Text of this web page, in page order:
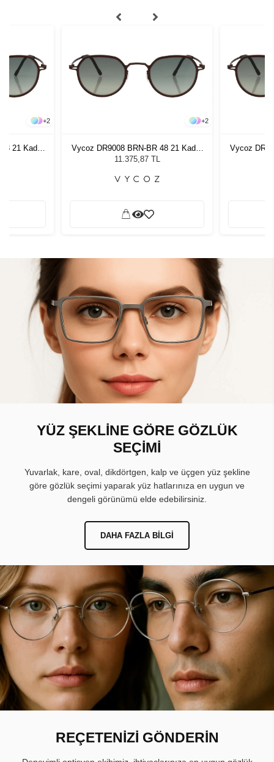
+2
21 Kadın
+2
Vycoz DR9008 BRN-BR 48 21 Kadın
Güneş Gözlüğü
11.375,87 TL
Vycoz
YÜZ ŞEKLİNE GÖRE GÖZLÜK
SEÇİMİ
Yuvarlak, kare, oval, dikdörtgen, kalp ve üçgen yüz şekline
göre gözlük seçimi yaparak yüz hatlarınıza en uygun ve
dengeli görünümü elde edebilirsiniz.
DAHA FAZLA BILGI
REÇETENİZİ GÖNDERİN